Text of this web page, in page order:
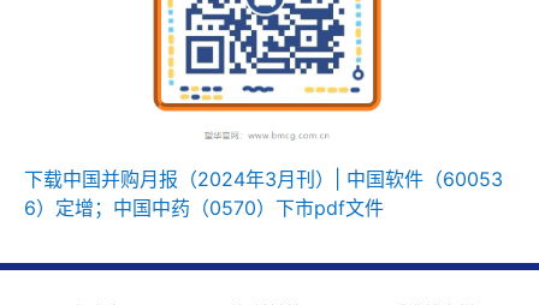
下载中国并购月报（2024年3月刊）| 中国软件（60053
6）定增；中国中药（0570）下市pdf文件